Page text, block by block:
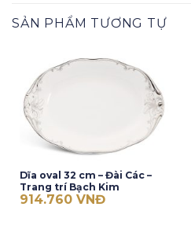
SẢN PHẨM TƯƠNG TỰ
Dĩa oval 32 cm – Đài Các –
Trang trí Bạch Kim
914.760 VNĐ